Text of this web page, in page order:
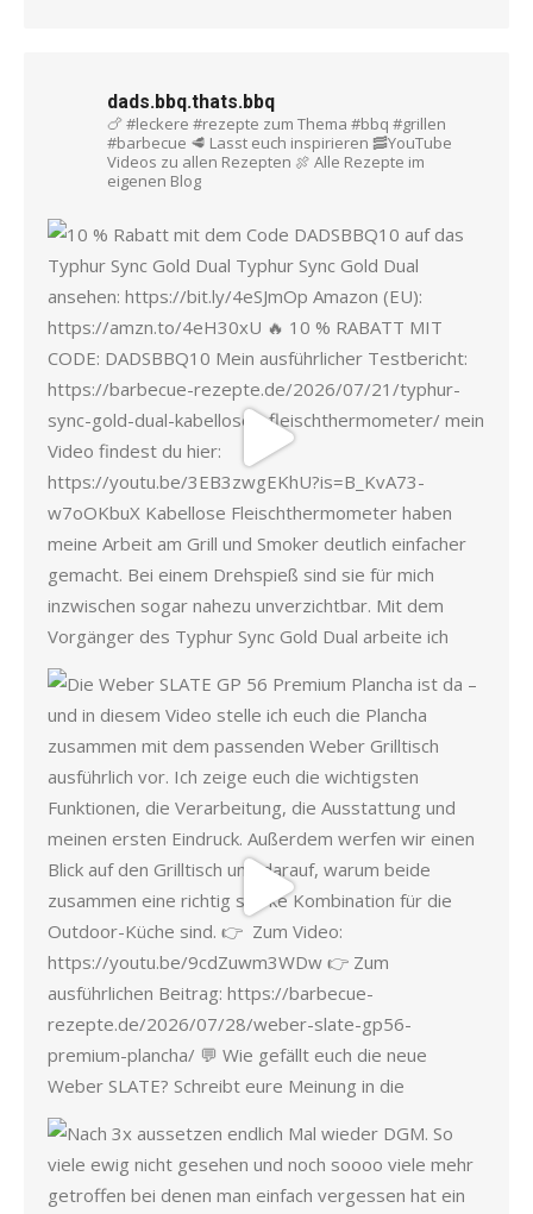
dads.bbq.thats.bbq
🍗 #leckere #rezepte zum Thema #bbq #grillen
#barbecue 🥩 Lasst euch inspirieren 🥓YouTube
Videos zu allen Rezepten 🍖 Alle Rezepte im
eigenen Blog